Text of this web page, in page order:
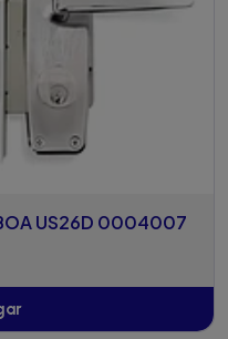
US26D 0004007